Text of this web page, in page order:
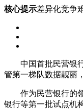
核心提示差异化竞争
中国首批民营银行
管第一梯队数据靓丽
作为民营银行的领
银行等第一批试点机